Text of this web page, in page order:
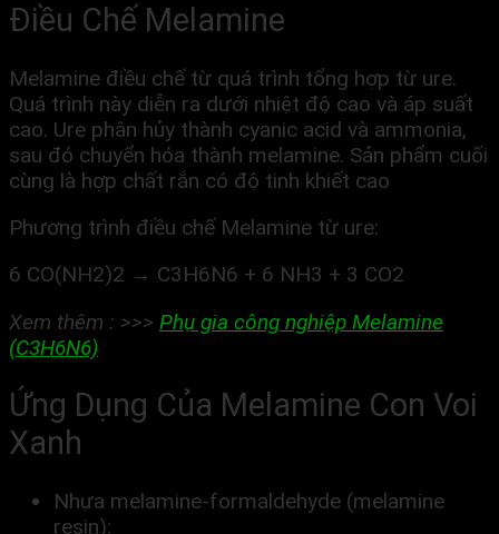
Điều Chế Melamine
Melamine điều chế từ quá trình tổng hợp từ ure.
Quá trình này diễn ra dưới nhiệt độ cao và áp suất
cao. Ure phân hủy thành cyanic acid và ammonia,
sau đó chuyển hóa thành melamine. Sản phẩm cuối
cùng là hợp chất rắn có độ tinh khiết cao
Phương trình điều chế Melamine từ ure:
6 CO(NH2)2 → C3H6N6 + 6 NH3 + 3 CO2
Xem thêm : >>> Phụ gia công nghiệp Melamine
(C3H6N6)
Ứng Dụng Của Melamine Con Voi
Xanh
Nhựa melamine-formaldehyde (melamine
resin):